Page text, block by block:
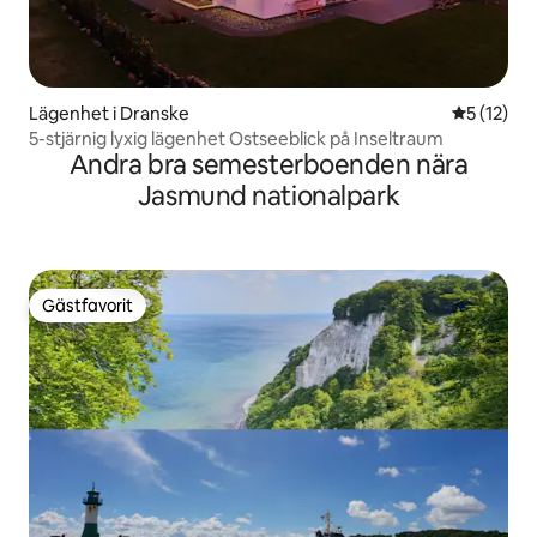
Lägenhet i Dranske 5 av 5 i
5 (12)
5-stjärnig lyxig lägenhet Ostseeblick på Inseltraum
Andra bra semesterboenden nära
Jasmund nationalpark
Gästfavorit
Gästfavorit